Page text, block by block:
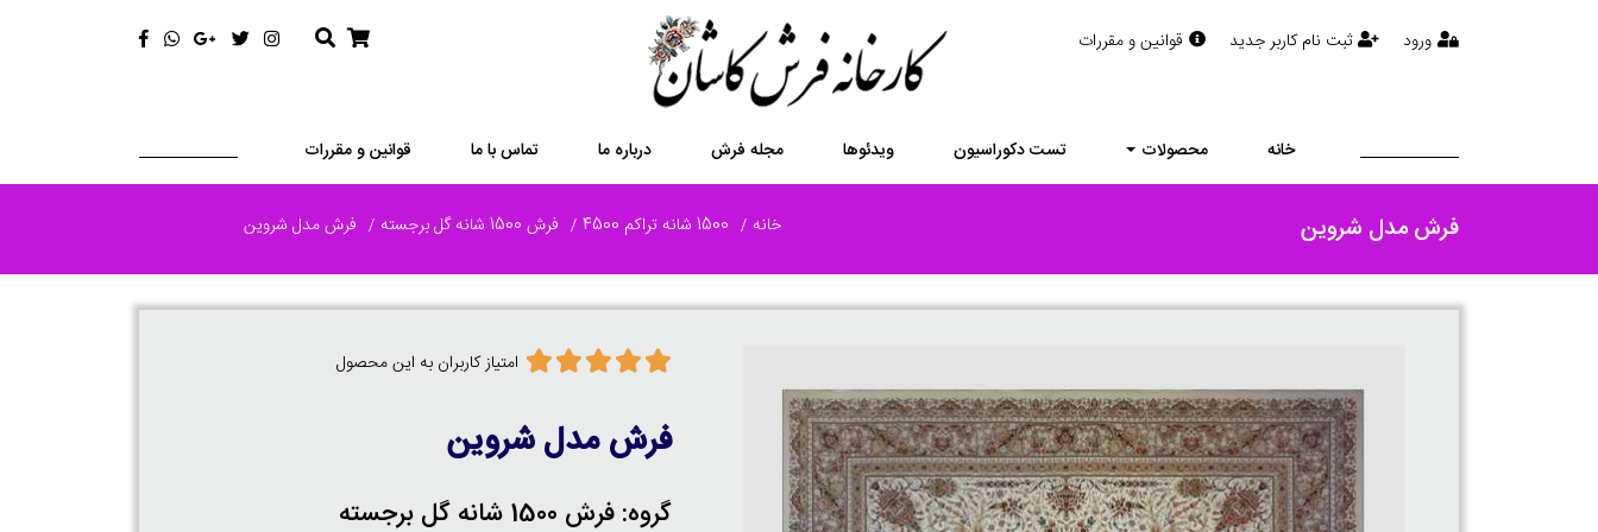
ورود ثبت نام کاربر جدید قوانین و مقررات
خانه محصولات تست دکوراسیون ویدئوها مجله فرش درباره ما تماس با ما قوانین و مقررات
فرش مدل شروین خانه 1500 شانه تراکم 4500 فرش 1500 شانه گل برجسته فرش مدل شروین
امتیاز کاربران به این محصول
فرش مدل شروین
گروه: فرش 1500 شانه گل برجسته